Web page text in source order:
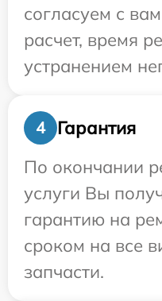
согласуем с
расчет, время
устранением
4
Гарантия
По окончании
услуги Вы
гарантию на
сроком на все
запчасти.